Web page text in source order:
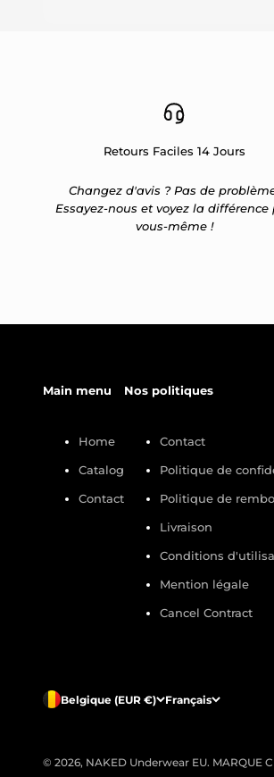
Retours Faciles 14 Jours
Changez d'avis ? Pas de
Essayez-nous et voyez la différence
vous-même !
Main menu
Home
Catalog
Contact
Nos politiques
Contact
Politique de
Politique de
Livraison
Conditions
Mention légale
Cancel Contract
Belgique (EUR €) Français
© 2026, NAKED Underwear EU. MARQUE